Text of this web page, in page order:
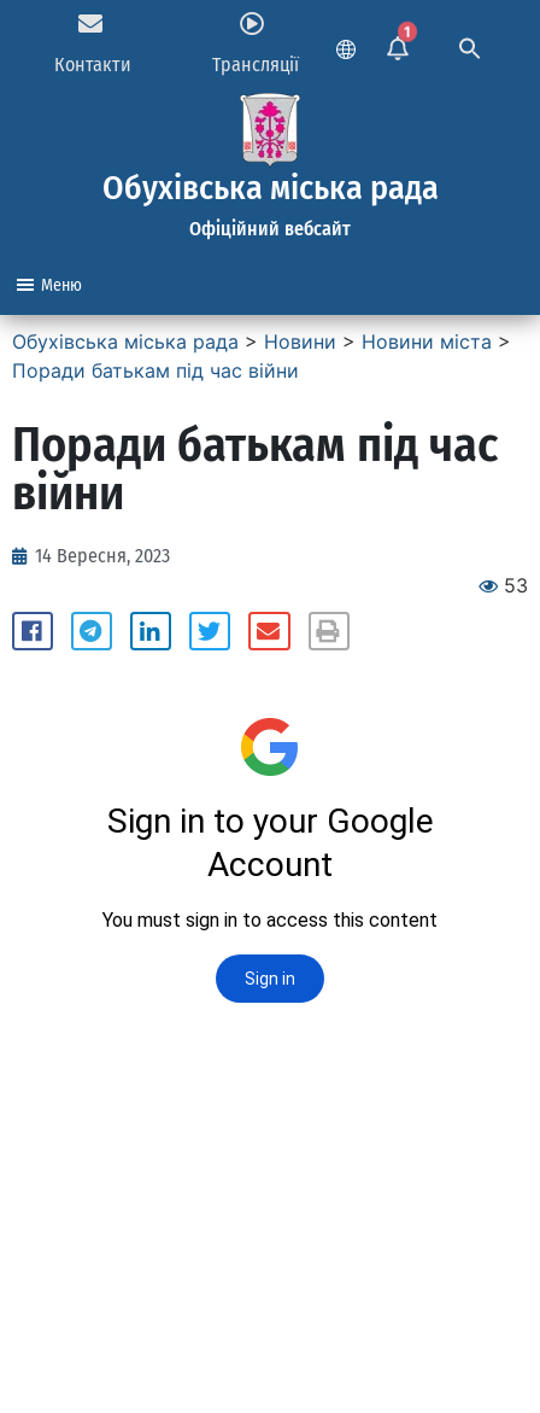
Контакти Трансляції
1
Обухівська міська рада
Офіційний вебсайт
Меню
Обухівська міська рада > Новини > Новини міста >
Поради батькам під час війни
Поради батькам під час
війни
14 Вересня, 2023
53